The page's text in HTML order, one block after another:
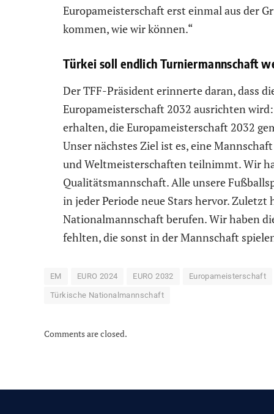
Europameisterschaft erst einmal aus der
kommen, wie wir können.“
Türkei soll endlich Turniermannschaft
Der TFF-Präsident erinnerte daran, dass
Europameisterschaft 2032 ausrichten
erhalten, die Europameisterschaft 2032
Unser nächstes Ziel ist es, eine
und Weltmeisterschaften teilnimmt. Wir
Qualitätsmannschaft. Alle unsere
in jeder Periode neue Stars hervor.
Nationalmannschaft berufen. Wir haben
fehlten, die sonst in der Mannschaft
EM EURO 2024 EURO 2032 Europameisterschaft
Türkische Nationalmannschaft
Comments are closed.